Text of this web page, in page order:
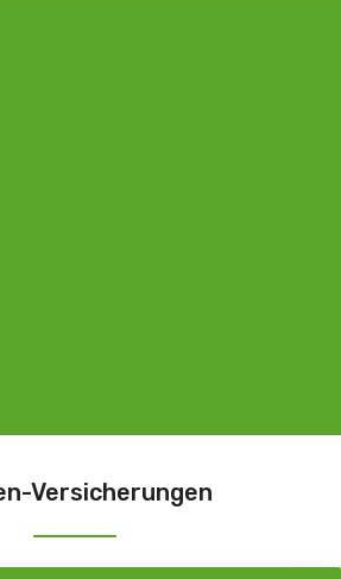
Versicherungen